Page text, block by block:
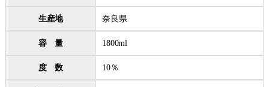
生産地
容 量
度 数
奈良県
1800ml
10％